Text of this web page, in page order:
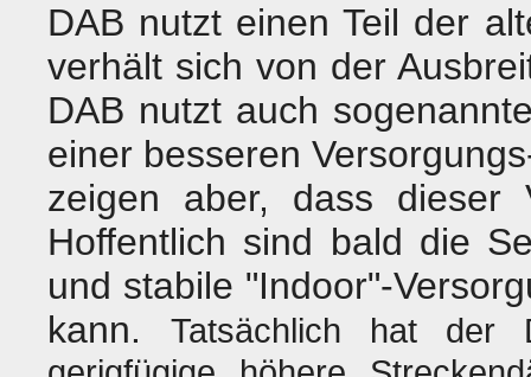
DAB nutzt einen Teil der
verhält sich von der
DAB nutzt auch
einer besseren
zeigen aber, dass dieser
Hoffentlich sind bald die
und stabile "Indoor"-
kann. Tatsächlich hat der